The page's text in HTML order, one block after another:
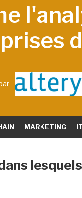
MARKETING IT